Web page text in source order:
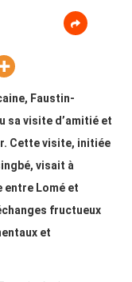
Faustin-
sa visite d’amitié et
Cette visite, initiée
visait à
Lomé et
fructueux
et